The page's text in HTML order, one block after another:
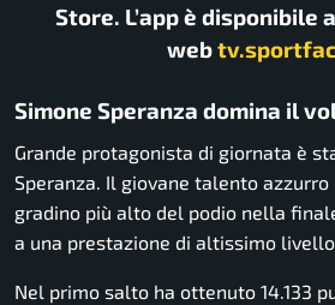
Store. L’app è disponibile
web
Simone Speranza domina il
Grande protagonista di giornata è
Speranza. Il giovane talento
gradino più alto del podio nella
a una prestazione di altissimo
Nel primo salto ha ottenuto 14.133